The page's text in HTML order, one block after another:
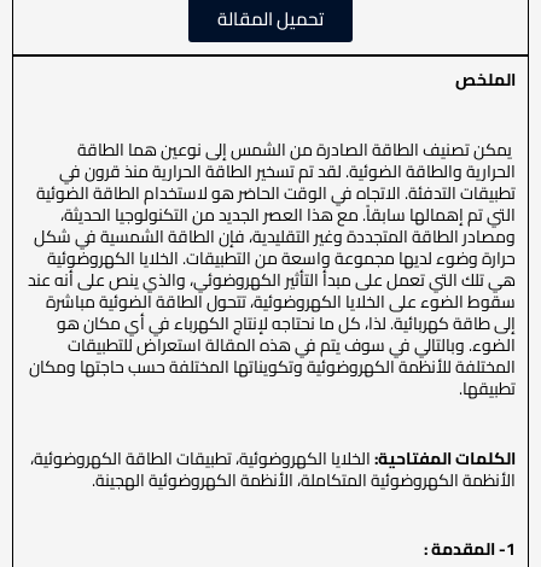
تحميل المقالة
الملخص
يمكن تصنيف الطاقة الصادرة من الشمس إلى نوعين هما الطاقة
الحرارية والطاقة الضوئية. لقد تم تسخير الطاقة الحرارية منذ قرون في
تطبيقات التدفئة. الاتجاه في الوقت الحاضر هو لاستخدام الطاقة الضوئية
التي تم إهمالها سابقاً. مع هذا العصر الجديد من التكنولوجيا الحديثة،
ومصادر الطاقة المتجددة وغير التقليدية، فإن الطاقة الشمسية في شكل
حرارة وضوء لديها مجموعة واسعة من التطبيقات. الخلايا الكهروضوئية
هي تلك التي تعمل على مبدأ التأثير الكهروضوئي، والذي ينص على أنه عند
سقوط الضوء على الخلايا الكهروضوئية، تتحول الطاقة الضوئية مباشرة
إلى طاقة كهربائية. لذا، كل ما نحتاجه لإنتاج الكهرباء في أي مكان هو
الضوء. وبالتالي في سوف يتم في هذه المقالة استعراض للتطبيقات
المختلفة للأنظمة الكهروضوئية وتكويناتها المختلفة حسب حاجتها ومكان
تطبيقها.
الكلمات المفتاحية:الخلايا الكهروضوئية، تطبيقات الطاقة الكهروضوئية،
الأنظمة الكهروضوئية المتكاملة، الأنظمة الكهروضوئية الهجينة.
1- المقدمة :